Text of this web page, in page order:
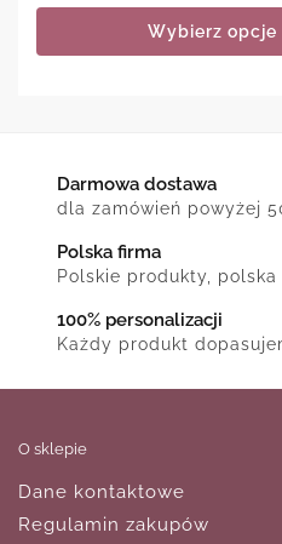
Wybierz opcje
Darmowa dostawa
dla zamówień powyżej
Polska firma
Polskie produkty, polska
100% personalizacji
Każdy produkt
O sklepie
Dane kontaktowe
Regulamin zakupów